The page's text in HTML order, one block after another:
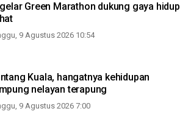
Green Marathon dukung gaya hidup
9 Agustus 2026 10:54
Kuala, hangatnya kehidupan
nelayan terapung
9 Agustus 2026 7:00